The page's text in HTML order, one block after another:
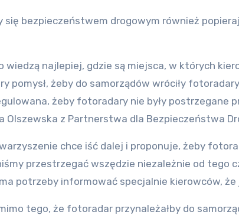
się bezpieczeństwem drogowym również
wiedzą najlepiej, gdzie są miejsca, w których
pomysł, żeby do samorządów wróciły
żeby fotoradary nie były postrzegane
Olszewska z Partnerstwa dla Bezpieczeństwa
chce iść dalej i proponuje, żeby
przestrzegać wszędzie niezależnie od tego
potrzeby informować specjalnie kierowców,
tego, że fotoradar przynależałby do